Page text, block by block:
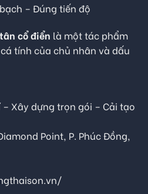
– Đúng tiến độ
cổ điển là một tác phẩm
tính của chủ nhân và dấu
Xây dựng trọn gói – Cải tạo
Point, P. Phúc Đồng,